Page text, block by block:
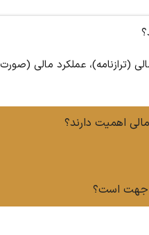
(ترازنامه)، عملکرد مالی
اهمیت دارند؟
جهت است؟